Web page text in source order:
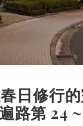
日修行
路第 24